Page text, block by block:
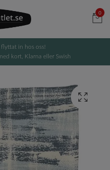
0
in hos oss!
kort, Klarna eller Swish